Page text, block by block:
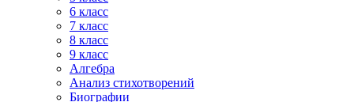
6 класс
7 класс
8 класс
9 класс
Алгебра
Анализ стихотворений
Биографии